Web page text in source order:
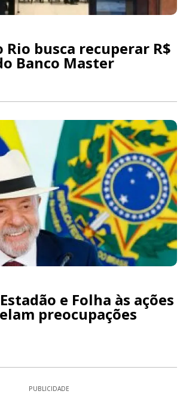
Rio busca recuperar R$
Banco Master
e Folha às ações
preocupações
PUBLICIDADE